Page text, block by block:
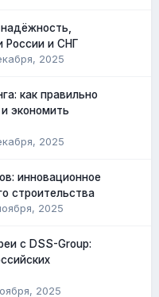
надёжность,
России и СНГ
2025
как правильно
экономить
2025
инновационное
строительства
2025
с DSS-Group:
2025